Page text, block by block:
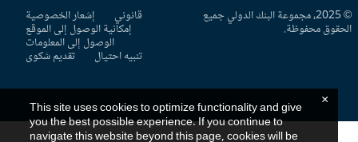
© 2025، مجموعة البنك الدولي جميع
محفوظة.
قانوني إشعار الخصوصية
إمكانية الوصول إلى الموقع
الوصول إلى المعلومات
تنبيه احتيال تقديم شكوى
This site uses cookies to optimize functionality and give
you the best possible experience. If you continue to
navigate this website beyond this page, cookies will be